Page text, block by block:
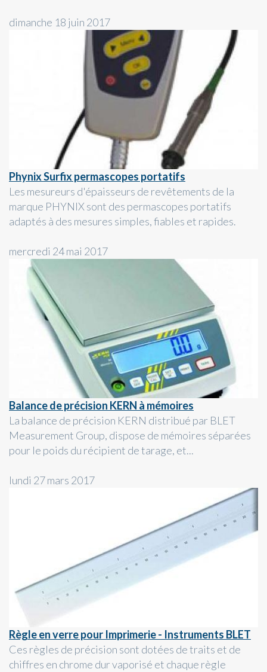
dimanche 18 juin 2017
Phynix Surfix permascopes portatifs
Les mesureurs d'épaisseurs de revêtements de la
marque PHYNIX sont des permascopes portatifs
adaptés à des mesures simples, fiables et rapides.
mercredi 24 mai 2017
Balance de précision KERN à mémoires
La balance de précision KERN distribué par BLET
Measurement Group, dispose de mémoires séparées
pour le poids du récipient de tarage, et...
lundi 27 mars 2017
Règle en verre pour Imprimerie - Instruments BLET
Ces règles de précision sont dotées de traits et de
chiffres en chrome dur vaporisé et chaque règle